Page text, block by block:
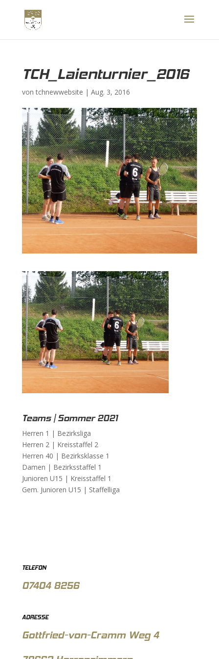
TCH_Laienturnier_2016
vontchnewwebsite | Aug. 3, 2016
Teams | Sommer 2021
Herren 1 | Bezirksliga
Herren 2 | Kreisstaffel 2
Herren 40 | Bezirksklasse 1
Damen | Bezirksstaffel 1
Junioren U15 | Kreisstaffel 1
Gem. Junioren U15 | Staffelliga
TELEFON
07404 8256
ADRESSE
Gottfried-von-Cramm Weg 4